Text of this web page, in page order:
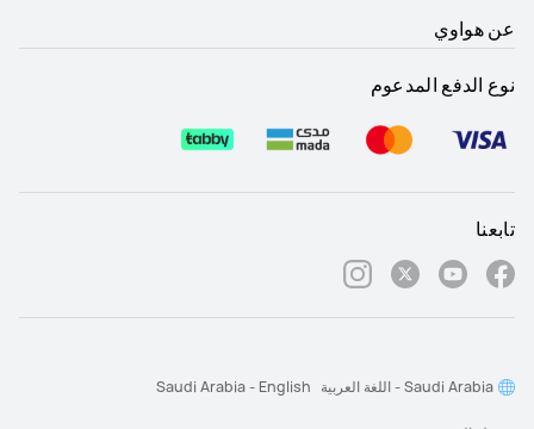
عن هواوي
نوع الدفع المدعوم
تابعنا
Saudi Arabia - اللغة العربية Saudi Arabia - English